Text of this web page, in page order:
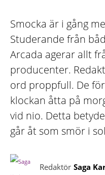
Smocka är i gång
Studerande från
Arcada agerar allt
producenter.
ord proppfull. De
klockan åtta på
vid nio. Detta
går åt som smör i
Redaktör Saga